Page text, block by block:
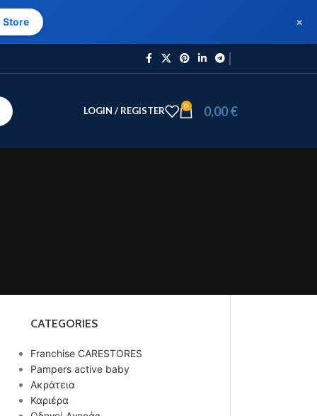
Store ×
LOGIN / REGISTER 0 0,00€
CATEGORIES
Franchise CARESTORES
Pampers active baby
Ακράτεια
Καριέρα